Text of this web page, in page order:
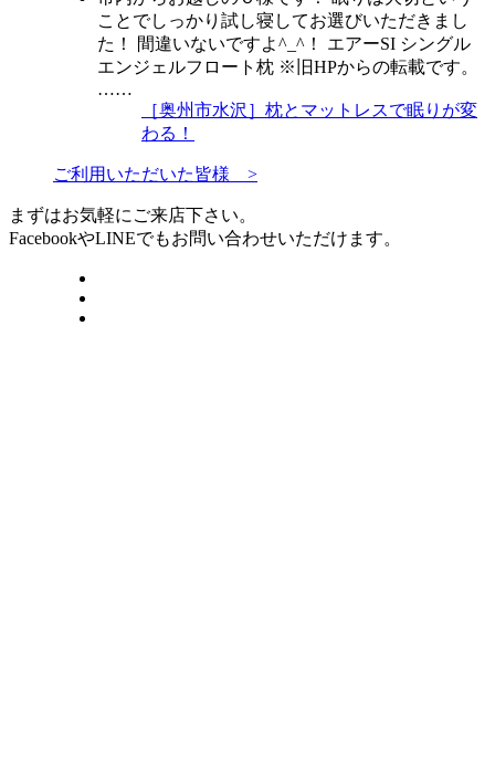
ことでしっかり試し寝してお選びいただきまし
た！ 間違いないですよ^_^！ エアーSI シングル
エンジェルフロート枕 ※旧HPからの転載です。
……
［奥州市水沢］枕とマットレスで眠りが変
わる！
ご利用いただいた皆様 >
まずはお気軽にご来店下さい。
FacebookやLINEでもお問い合わせいただけます。